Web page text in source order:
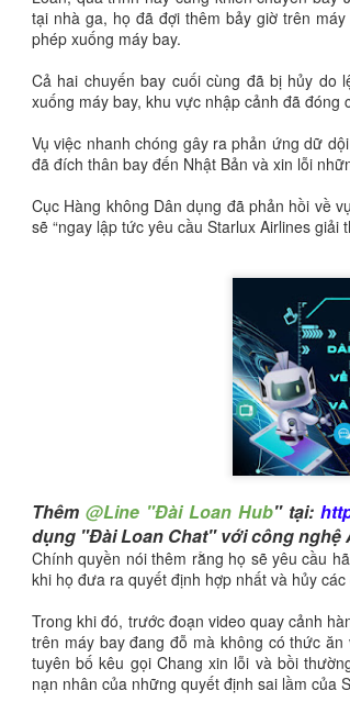
tại nhà ga, họ đã đợi thêm bảy giờ trên
phép xuống máy bay.
Cả hai chuyến bay cuối cùng đã bị hủy do
xuống máy bay, khu vực nhập cảnh đã
Vụ việc nhanh chóng gây ra phản ứng dữ
đã đích thân bay đến Nhật Bản và xin lỗi
Cục Hàng không Dân dụng đã phản hồi về
sẽ “ngay lập tức yêu cầu Starlux Airlines
Thêm @Line "Đài Loan Hub" tại:
dụng "Đài Loan Chat" với công nghệ
Chính quyền nói thêm rằng họ sẽ yêu cầu
khi họ đưa ra quyết định hợp nhất và hủy các
Trong khi đó, trước đoạn video quay cảnh
trên máy bay đang đỗ mà không có thức
tuyên bố kêu gọi Chang xin lỗi và bồi
nạn nhân của những quyết định sai lầm của
km (83 NM) về phía tây lúc 12:56 trưa. Khinh
Tính đến thời điểm hiện tại trong tháng này,
Quốc. Kể từ tháng 9 năm 2020, Trung
lượng máy bay quân sự và tàu hải quân hoạt
Chiến thuật vùng xám được định nghĩa là
ở trạng thái ổn định nhằm đạt được các mục
Xem thêm:
👉 HƯỚNG DẪN CÀI APP & ĐĂNG KÝ TÀI
ĐIỀU GÌ TẠO NÊN THƯƠNG HIỆU CỦA
👉HƯỚNG DẪN CHI TIẾT CÁCH CHƠI LÔ